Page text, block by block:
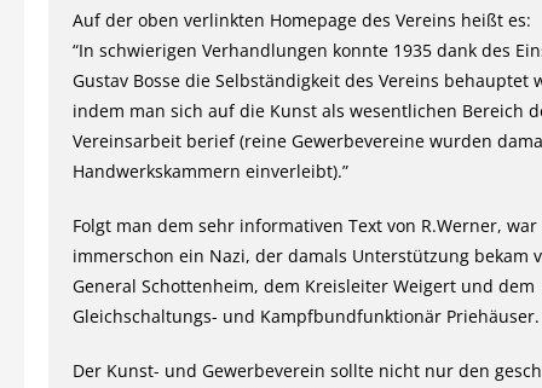
Auf der oben verlinkten Homepage des Vereins heißt es:
“In schwierigen Verhandlungen konnte 1935 dank des
Gustav Bosse die Selbständigkeit des Vereins behauptet
indem man sich auf die Kunst als wesentlichen Bereich
Vereinsarbeit berief (reine Gewerbevereine wurden
Handwerkskammern einverleibt).”
Folgt man dem sehr informativen Text von R.Werner, war
immerschon ein Nazi, der damals Unterstützung bekam
General Schottenheim, dem Kreisleiter Weigert und dem
Gleichschaltungs- und Kampfbundfunktionär Priehäuser.
Der Kunst- und Gewerbeverein sollte nicht nur den